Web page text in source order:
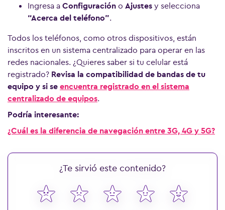
Ingresa a Configuración o Ajustes y selecciona
“Acerca del teléfono”.
Todos los teléfonos, como otros dispositivos, están
inscritos en un sistema centralizado para operar en las
redes nacionales. ¿Quieres saber si tu celular está
registrado? Revisa la compatibilidad de bandas de tu
equipo y si se encuentra registrado en el sistema
centralizado de equipos.
Podría interesante:
¿Cuál es la diferencia de navegación entre 3G, 4G y 5G?
¿Te sirvió este contenido?